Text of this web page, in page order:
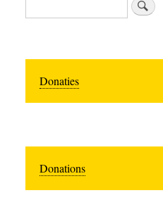
Zoeken
Donaties
Donations